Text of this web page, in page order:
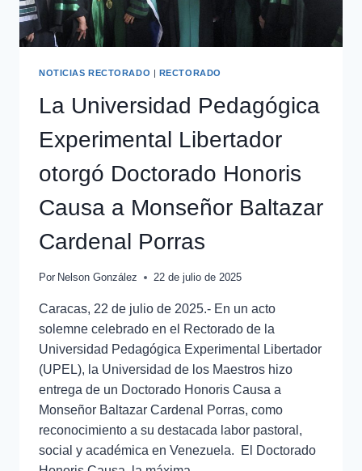
NOTICIAS RECTORADO | RECTORADO
La Universidad Pedagógica
Experimental Libertador
otorgó Doctorado Honoris
Causa a Monseñor Baltazar
Cardenal Porras
Por Nelson González 22 de julio de 2025
Caracas, 22 de julio de 2025.- En un acto
solemne celebrado en el Rectorado de la
Universidad Pedagógica Experimental Libertador
(UPEL), la Universidad de los Maestros hizo
entrega de un Doctorado Honoris Causa a
Monseñor Baltazar Cardenal Porras, como
reconocimiento a su destacada labor pastoral,
social y académica en Venezuela. El Doctorado